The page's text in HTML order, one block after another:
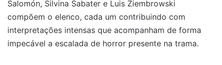
Salomón, Silvina Sabater e Luis Ziembrowski
compõem o elenco, cada um contribuindo com
interpretações intensas que acompanham de forma
impecável a escalada de horror presente na trama.